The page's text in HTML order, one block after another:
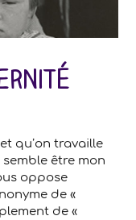
qu’on travaille
être mon
oppose
de «
de «